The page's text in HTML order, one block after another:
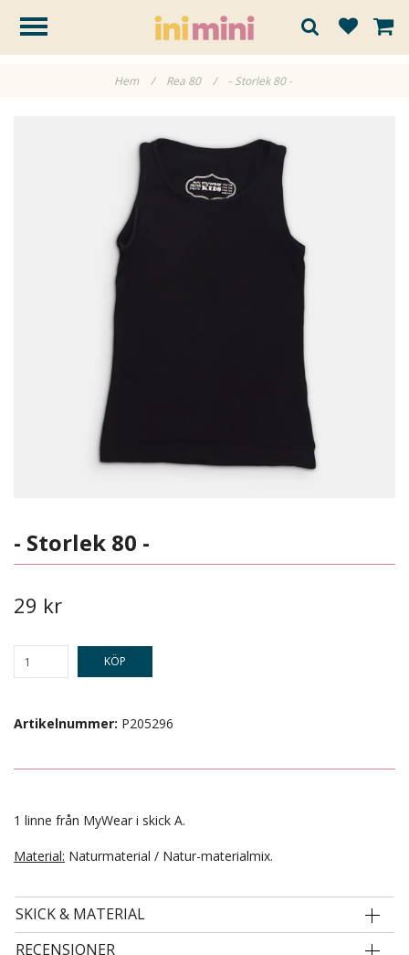
Hem / Rea 80 / - Storlek 80 -
- Storlek 80 -
29 kr
KÖP
Artikelnummer: P205296
1 linne från MyWear i skick A.
Material: Naturmaterial / Natur-materialmix.
SKICK & MATERIAL
RECENSIONER